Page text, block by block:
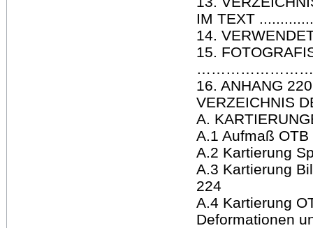
IM TEXT
14.
15.
16. ANHANG 220
VERZEICHNIS
A.
A.1 Aufmaß OTB
A.2 Kartierung
A.3 Kartierung
224
A.4 Kartierung
Deformationen